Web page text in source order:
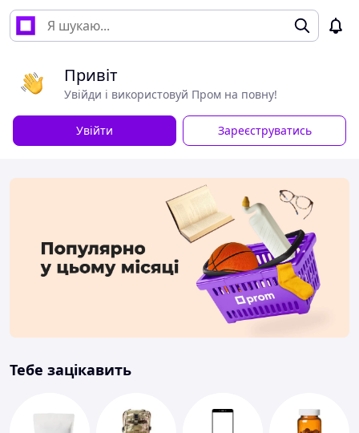
Привіт
Увійди і використовуй Пром на повну!
Увійти Зареєструватись
Тебе зацікавить